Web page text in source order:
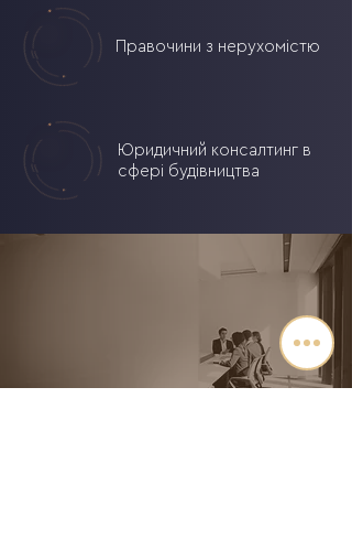
Правочини з нерухомістю
Юридичний консалтинг в
сфері будівництва